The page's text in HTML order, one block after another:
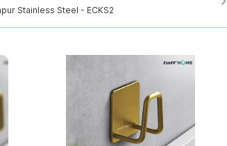
dibutuhkan.
barang tetap aman meskipun terkena
ini memiliki daya tahan luar biasa.
mampu menopang beban dengan baik,
Stainless Steel - ECKS2